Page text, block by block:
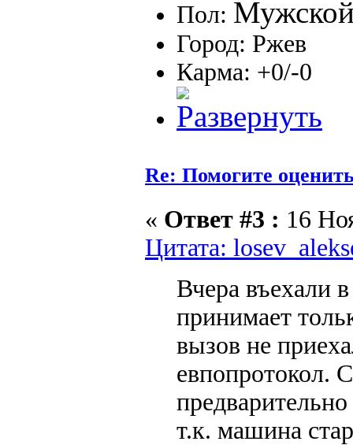
Пол:
Город: Ржев
Карма: +0/-0
Re: Помогите
« Ответ #3 : 16
Цитата:
Вчера въехали
принимает
вызов не
евпопротокол.
т.к. машина